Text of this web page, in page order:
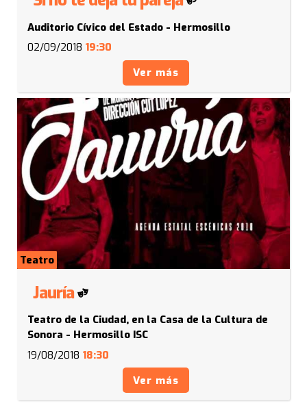
Auditorio Cívico del Estado - Hermosillo
02/09/2018 19:30
Ver más
Teatro
Jauría
Teatro de la Ciudad, en la Casa de la Cultura de
Sonora - Hermosillo ISC
19/08/2018 18:30
Ver más